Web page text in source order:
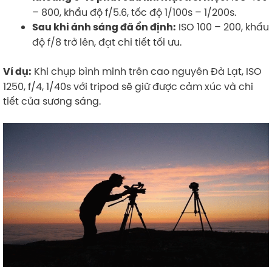
– 800, khẩu độ f/5.6, tốc độ 1/100s – 1/200s.
Sau khi ánh sáng đã ổn định: ISO 100 – 200, khẩu
độ f/8 trở lên, đạt chi tiết tối ưu.
Ví dụ: Khi chụp bình minh trên cao nguyên Đà Lạt, ISO
1250, f/4, 1/40s với tripod sẽ giữ được cảm xúc và chi
tiết của sương sáng.